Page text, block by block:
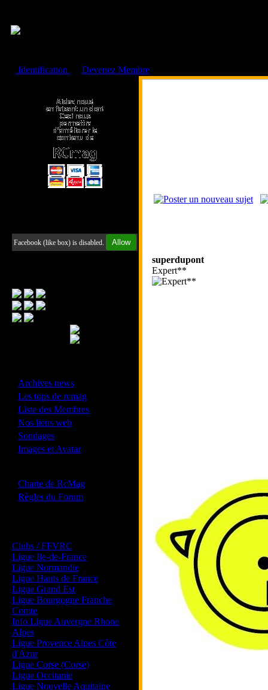
Identification
Devenez Membre
Facebook (like box) is disabled. Allow
Archives news
Les tops de rcmag
Liste des Membres
Nos liens web
Sondages
Images et Avatar
Charte de RcMag
Règles du Forum
Clubs / FFVRC
Ligue Ile-de-France
Ligue Normandie
Ligue Hauts de France
Ligue Grand Est
Ligue Bourgogne Franche
Comte
Info Ligue Auvergne Rhone
Alpes
Ligue Provence Alpes Côte
d'Azur
Ligue Corse (Corse)
Ligue Occitanie
Ligue Nouvelle Aquitaine
superdupont
Expert**